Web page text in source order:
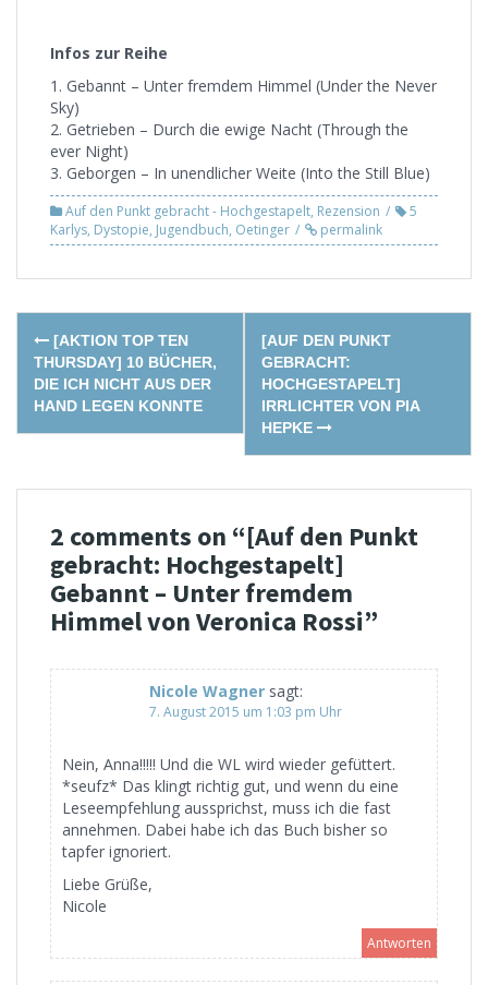
Infos zur Reihe
1. Gebannt – Unter fremdem Himmel (Under the Never
Sky)
2. Getrieben – Durch die ewige Nacht (Through the
ever Night)
3. Geborgen – In unendlicher Weite (Into the Still Blue)
Auf den Punkt gebracht - Hochgestapelt, Rezension
5
Karlys, Dystopie, Jugendbuch, Oetinger permalink
Post
navigation
[AKTION TOP TEN
THURSDAY] 10 BÜCHER,
DIE ICH NICHT AUS DER
HAND LEGEN KONNTE
[AUF DEN PUNKT
GEBRACHT:
HOCHGESTAPELT]
IRRLICHTER VON PIA
HEPKE
2 comments on “[Auf den Punkt
gebracht: Hochgestapelt]
Gebannt – Unter fremdem
Himmel von Veronica Rossi”
Nicole Wagner sagt:
7. August 2015 um 1:03 pm Uhr
Nein, Anna!!!!! Und die WL wird wieder gefüttert.
*seufz* Das klingt richtig gut, und wenn du eine
Leseempfehlung aussprichst, muss ich die fast
annehmen. Dabei habe ich das Buch bisher so
tapfer ignoriert.
Liebe Grüße,
Nicole
Antworten